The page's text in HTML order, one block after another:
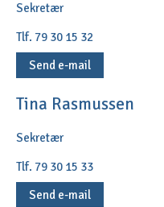
Sekretær
Tlf. 79 30 15 32
Send e-mail
Tina Rasmussen
Sekretær
Tlf. 79 30 15 33
Send e-mail